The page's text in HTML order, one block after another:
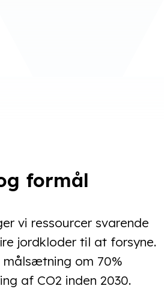
formål
vi ressourcer svarende
jordkloder til at forsyne.
målsætning om 70%
af CO2 inden 2030.